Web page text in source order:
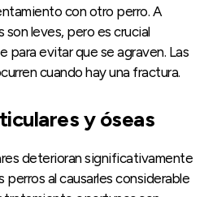
con otro perro. A
son leves, pero es crucial
para evitar que se agraven. Las
cuando hay una fractura.
y óseas
deterioran significativamente
perros al causarles considerable